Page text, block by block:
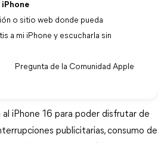
iPhone
o sitio web donde pueda
a mi iPhone y escucharla sin
Pregunta de la Comunidad Apple
al iPhone 16 para poder disfrutar de
publicitarias, consumo de